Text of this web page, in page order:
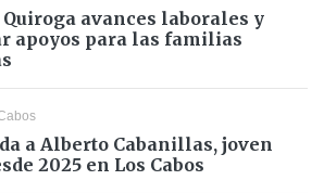
avances laborales y
apoyos para las familias
a Alberto Cabanillas, joven
2025 en Los Cabos